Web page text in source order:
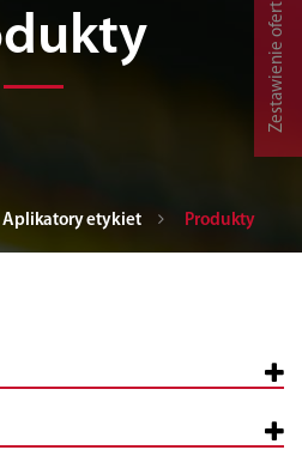
Aplikatory etykiet Produkty
Zestawienie ofert